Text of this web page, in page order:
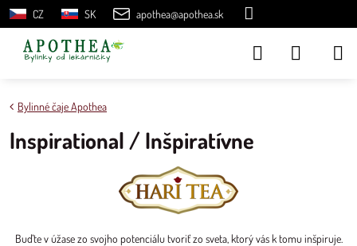
CZ SK apothea@apothea.sk
Bylinné čaje Apothea
Inspirational / Inšpiratívne
Buďte v úžase zo svojho potenciálu tvoriť zo sveta, ktorý vás k tomu inšpiruje.